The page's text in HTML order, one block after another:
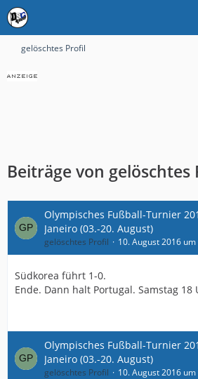
gelöschtes Profil
Beiträge von gelöschtes
Olympisches Fußball-Turnier
Janeiro (03.-20. August)
gelöschtes Profil 10. August 2016
Südkorea führt 1-0.
Ende. Dann halt Portugal. Samstag 18
Olympisches Fußball-Turnier
Janeiro (03.-20. August)
gelöschtes Profil 10. August 2016